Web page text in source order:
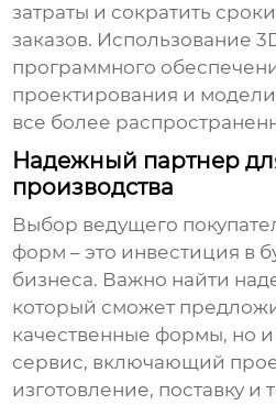
затраты и сократить
заказов. Использование
программного
проектирования и
все более
Надежный партнер
производства
Выбор ведущего
форм – это инвестиция в
бизнеса. Важно найти
который сможет
качественные формы, но
сервис, включающий
изготовление, поставку и